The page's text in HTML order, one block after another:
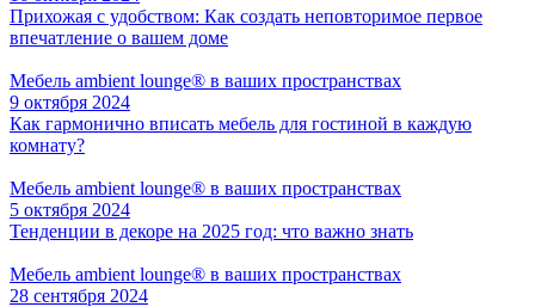
Прихожая с удобством: Как создать неповторимое первое
впечатление о вашем доме
Мебель ambient lounge® в ваших пространствах
9 октября 2024
Как гармонично вписать мебель для гостиной в каждую
комнату?
Мебель ambient lounge® в ваших пространствах
5 октября 2024
Тенденции в декоре на 2025 год: что важно знать
Мебель ambient lounge® в ваших пространствах
28 сентября 2024